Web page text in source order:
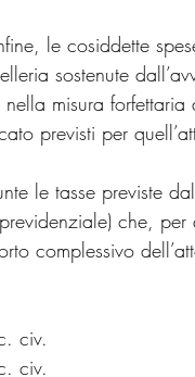
le cosiddette
sostenute
nella misura
previsti per
le tasse previste
che,
complessivo
civ.
civ.